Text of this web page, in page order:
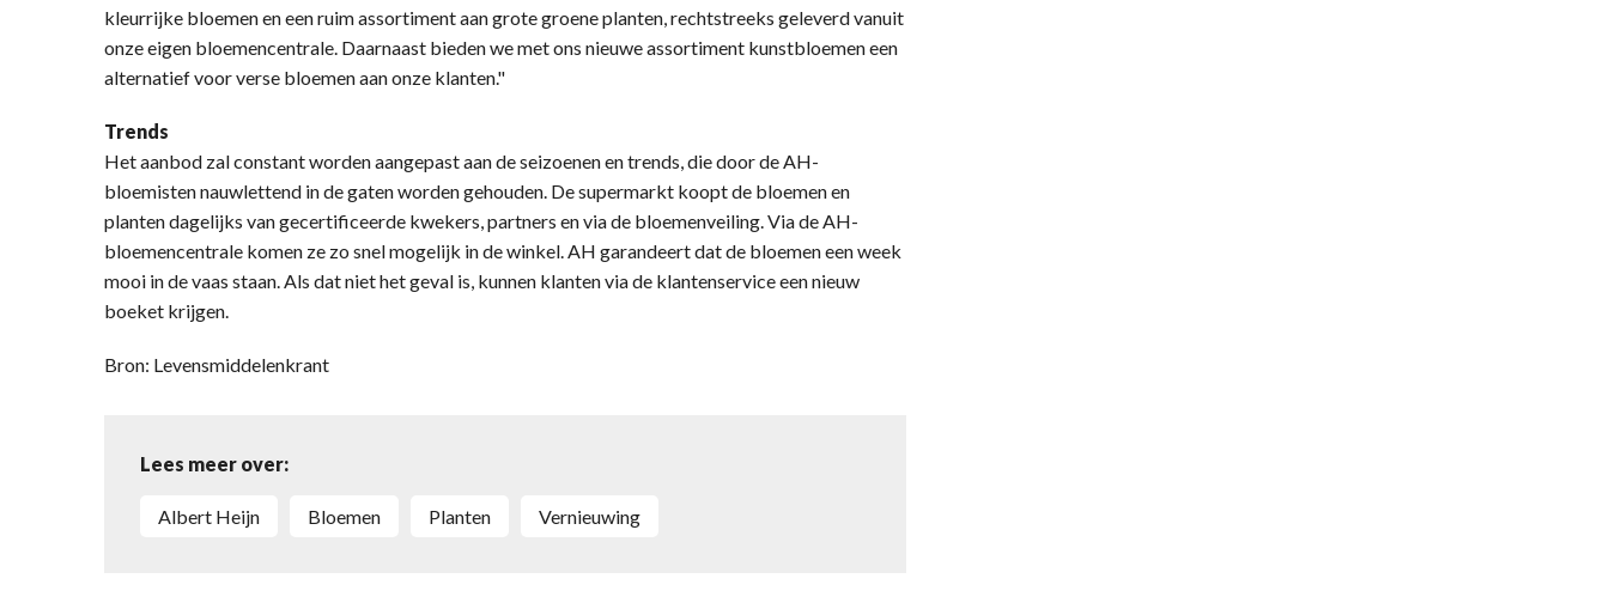
kleurrijke bloemen en een ruim assortiment aan grote groene planten, rechtstreeks geleverd vanuit
onze eigen bloemencentrale. Daarnaast bieden we met ons nieuwe assortiment kunstbloemen een
alternatief voor verse bloemen aan onze klanten."
Trends
Het aanbod zal constant worden aangepast aan de seizoenen en trends, die door de AH-
bloemisten nauwlettend in de gaten worden gehouden. De supermarkt koopt de bloemen en
planten dagelijks van gecertificeerde kwekers, partners en via de bloemenveiling. Via de AH-
bloemencentrale komen ze zo snel mogelijk in de winkel. AH garandeert dat de bloemen een week
mooi in de vaas staan. Als dat niet het geval is, kunnen klanten via de klantenservice een nieuw
boeket krijgen.
Bron: Levensmiddelenkrant
Lees meer over:
Albert Heijn bloemen planten vernieuwing